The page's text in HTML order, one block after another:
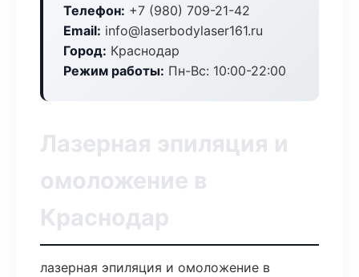
Телефон: +7 (980) 709-21-42
Email: info@laserbodylaser161.ru
Город: Краснодар
Режим работы: Пн-Вс: 10:00-22:00
Лазерная эпиляция и
омоложение в
Краснодар
лазерная эпиляция и омоложение в